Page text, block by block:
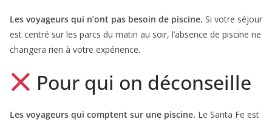
Les voyageurs qui n’ont pas besoin de piscine. Si votre séjour
est centré sur les parcs du matin au soir, l’absence de piscine ne
changera rien à votre expérience.
Pour qui on déconseille
Les voyageurs qui comptent sur une piscine. Le Santa Fe est